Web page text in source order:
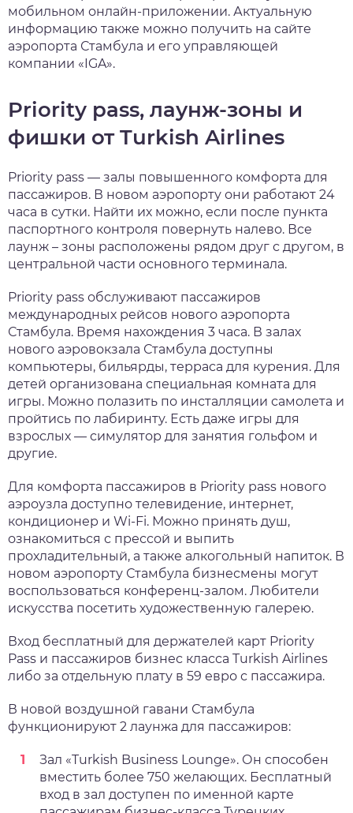
мобильном онлайн-приложении. Актуальную
информацию также можно получить на сайте
аэропорта Стамбула и его управляющей
компании «IGA».
Priority pass, лаунж-зоны и
фишки от Turkish Airlines
Priority pass — залы повышенного комфорта для
пассажиров. В новом аэропорту они работают 24
часа в сутки. Найти их можно, если после пункта
паспортного контроля повернуть налево. Все
лаунж – зоны расположены рядом друг с другом, в
центральной части основного терминала.
Priority pass обслуживают пассажиров
международных рейсов нового аэропорта
Стамбула. Время нахождения 3 часа. В залах
нового аэровокзала Стамбула доступны
компьютеры, бильярды, терраса для курения. Для
детей организована специальная комната для
игры. Можно полазить по инсталляции самолета и
пройтись по лабиринту. Есть даже игры для
взрослых — симулятор для занятия гольфом и
другие.
Для комфорта пассажиров в Priority pass нового
аэроузла доступно телевидение, интернет,
кондиционер и Wi-Fi. Можно принять душ,
ознакомиться с прессой и выпить
прохладительный, а также алкогольный напиток. В
новом аэропорту Стамбула бизнесмены могут
воспользоваться конференц-залом. Любители
искусства посетить художественную галерею.
Вход бесплатный для держателей карт Priority
Pass и пассажиров бизнес класса Turkish Airlines
либо за отдельную плату в 59 евро с пассажира.
В новой воздушной гавани Стамбула
функционируют 2 лаунжа для пассажиров:
Зал «Turkish Business Lounge». Он способен
вместить более 750 желающих. Бесплатный
вход в зал доступен по именной карте